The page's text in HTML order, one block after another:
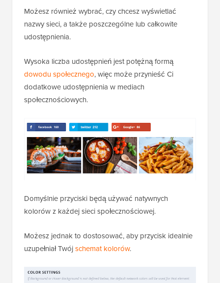
Możesz również wybrać, czy chcesz wyświetlać
nazwy sieci, a także poszczególne lub całkowite
udostępnienia.
Wysoka liczba udostępnień jest potężną formą
dowodu społecznego, więc może przynieść Ci
dodatkowe udostępnienia w mediach
społecznościowych.
Domyślnie przyciski będą używać natywnych
kolorów z każdej sieci społecznościowej.
Możesz jednak to dostosować, aby przycisk idealnie
uzupełniał Twójschemat kolorów.